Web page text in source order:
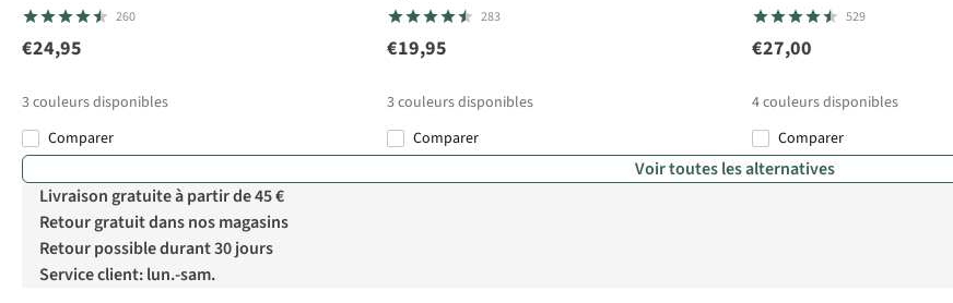
260
€24,95
3couleurs disponibles
Comparer
283
€19,95
3couleurs disponibles
Comparer
529
€27,00
4couleurs disponibles
Comparer
Voir toutes les alternatives
Livraison gratuite à partir de 45 €
Retour gratuit dans nos magasins
Retour possible durant 30 jours
Service client: lun.-sam.